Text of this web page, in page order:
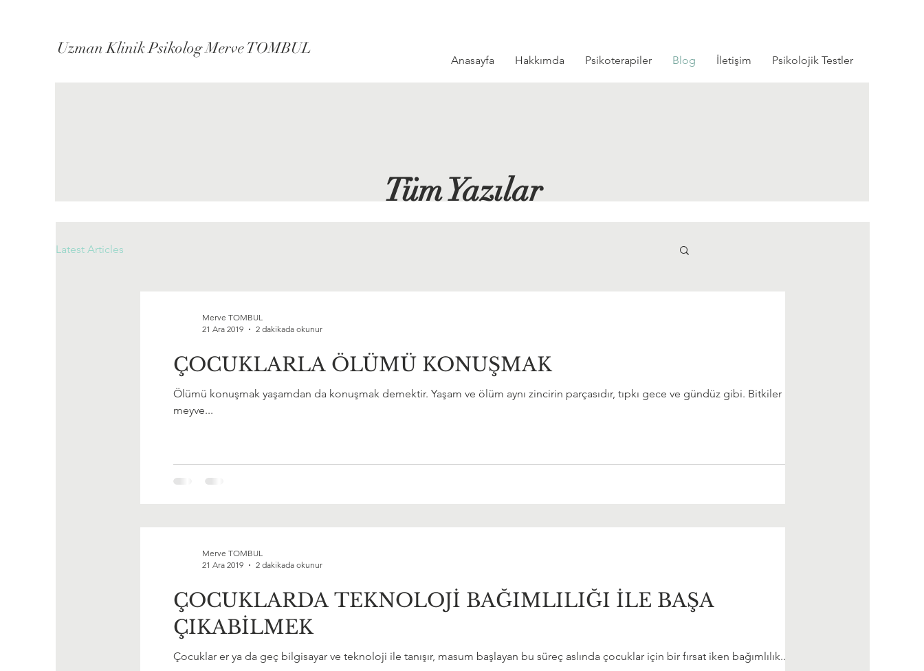
Uzman Klinik Psikolog Merve TOMBUL
Anasayfa Hakkımda Psikoterapiler Blog İletişim Psikolojik Testler
Tüm Yazılar
Latest Articles
ÇOCUKLARLA ÖLÜMÜ KONUŞMAK
Ölümü konuşmak yaşamdan da konuşmak demektir. Yaşam ve ölüm aynı zincirin parçasıdır, tıpkı gece ve gündüz gibi. Bitkiler büyür,
meyve...
Merve TOMBUL
21 Ara 2019
2 dakikada okunur
ÇOCUKLARDA TEKNOLOJİ BAĞIMLILIĞI İLE BAŞA
ÇIKABİLMEK
Çocuklar er ya da geç bilgisayar ve teknoloji ile tanışır, masum başlayan bu süreç aslında çocuklar için bir fırsat iken bağımlılık...
Merve TOMBUL
21 Ara 2019
2 dakikada okunur